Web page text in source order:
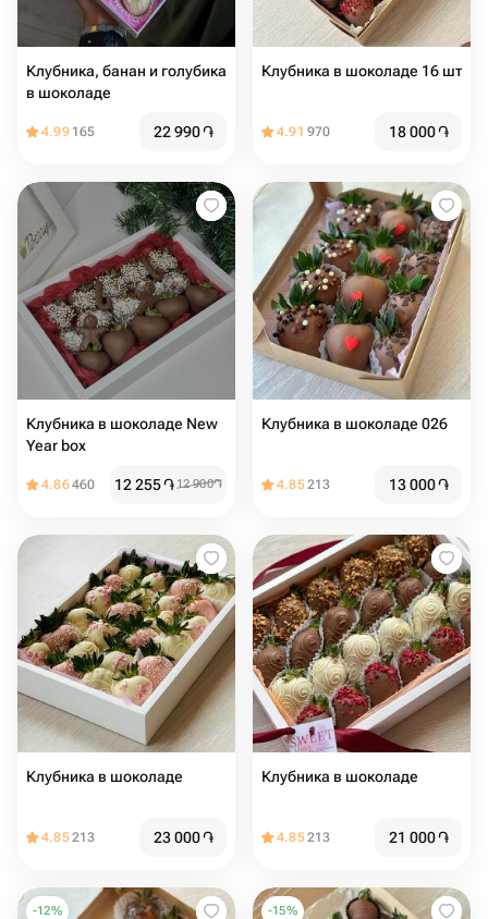
Клубника, банан и голубика
в шоколаде
4.99 165 22 990֏
Клубника в шоколаде 16 шт
4.91 970 18 000֏
Клубника в шоколаде New
Year box
4.86460 12 255֏12 900֏
Клубника в шоколаде 026
4.85213 13 000֏
Клубника в шоколаде
4.85213 23 000֏
Клубника в шоколаде
4.85213 21 000֏
-12% -15%